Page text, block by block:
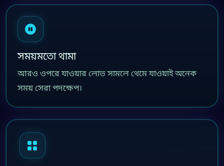
সময়মতো থামা
আরও ওপরে যাওয়ার লোভ সামলে থেমে যাওয়াই অনেক
সময় সেরা পদক্ষেপ।